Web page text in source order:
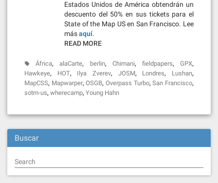
Estados Unidos de América obtendrán un
descuento del 50% en sus tickets para el
State of the Map US en San Francisco. Lee
másaquí.
READ MORE
África,alaCarte, berlin, Chimani, fieldpapers,GPX,
Hawkeye, HOT, Ilya Zverev, JOSM, Londres, Lushan,
MapCSS, Mapwarper,OSGB,Overpass Turbo,San Francisco,
sotm-us, wherecamp, Young Hahn
Buscar
Search